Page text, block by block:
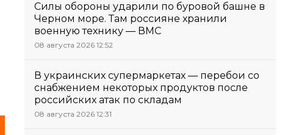
Силы обороны ударили по буровой башне в
Черном море. Там россияне хранили
военную технику — ВМС
08 августа 2026 12:52
В украинских супермаркетах — перебои со
снабжением некоторых продуктов после
российских атак по складам
08 августа 2026 12:31